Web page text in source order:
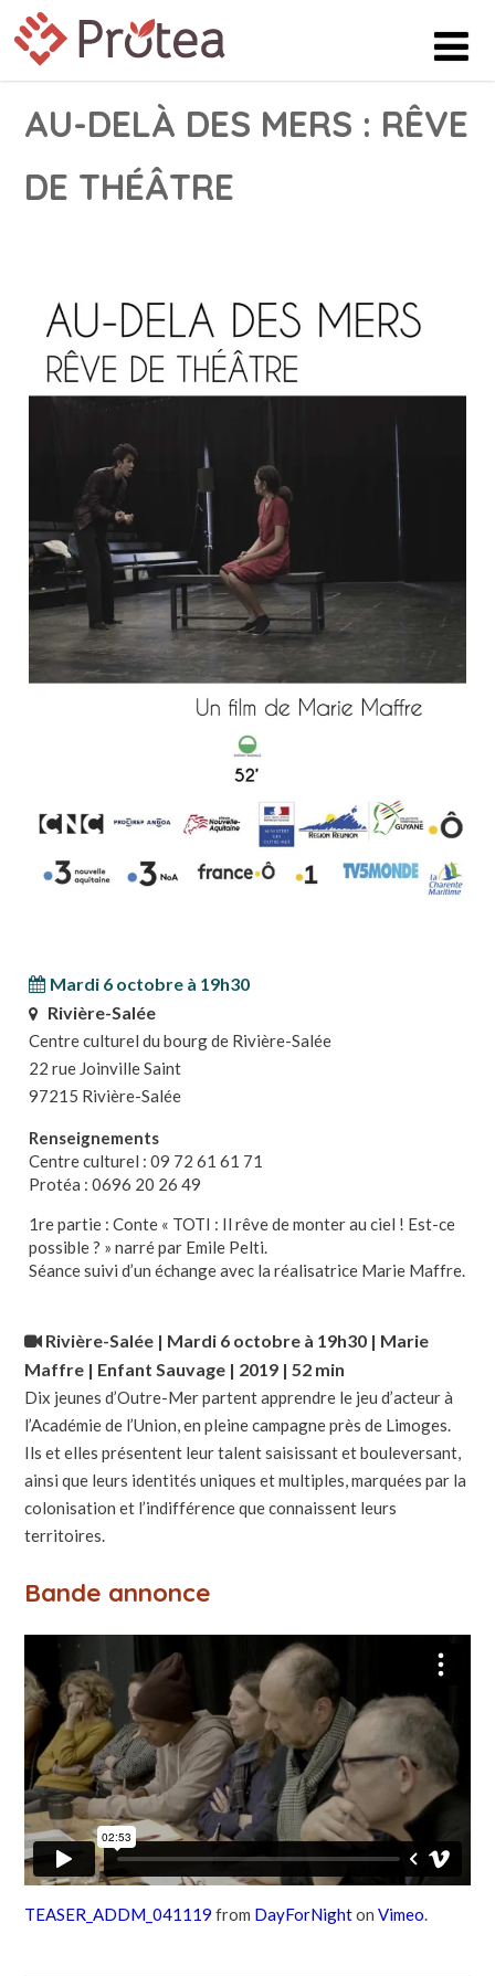
AU-DELÀ DES MERS : RÊVE
DE THÉÂTRE
Mardi 6 octobre à 19h30
Rivière-Salée
Centre culturel du bourg de Rivière-Salée
22 rue Joinville Saint
97215 Rivière-Salée
Renseignements
Centre culturel : 09 72 61 61 71
Protéa : 0696 20 26 49
1re partie : Conte « TOTI : Il rêve de monter au ciel ! Est-ce
possible ? » narré par Emile Pelti.
Séance suivi d’un échange avec la réalisatrice Marie Maffre.
Rivière-Salée | Mardi 6 octobre à 19h30 | Marie
Maffre | Enfant Sauvage | 2019 | 52 min
Dix jeunes d’Outre-Mer partent apprendre le jeu d’acteur à
l’Académie de l’Union, en pleine campagne près de Limoges.
Ils et elles présentent leur talent saisissant et bouleversant,
ainsi que leurs identités uniques et multiples, marquées par la
colonisation et l’indifférence que connaissent leurs
territoires.
Bande annonce
TEASER_ADDM_041119 from DayForNighton Vimeo.